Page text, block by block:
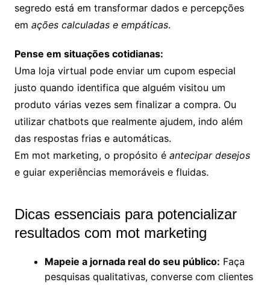
segredo está em transformar dados e percepções
em ações calculadas e empáticas.
Pense em situações cotidianas:
Uma loja virtual pode enviar um cupom especial
justo quando identifica que alguém visitou um
produto várias vezes sem finalizar a compra. Ou
utilizar chatbots que realmente ajudem, indo além
das respostas frias e automáticas.
Em mot marketing, o propósito é antecipar desejos
e guiar experiências memoráveis e fluidas.
Dicas essenciais para potencializar
resultados com mot marketing
Mapeie a jornada real do seu público: Faça
pesquisas qualitativas, converse com clientes